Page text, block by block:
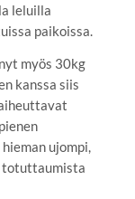
leluilla
paikoissa.
myös 30kg
kanssa siis
ujompi,
totuttaumista